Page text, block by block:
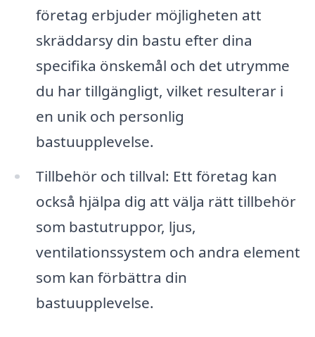
företag erbjuder möjligheten att
skräddarsy din bastu efter dina
specifika önskemål och det utrymme
du har tillgängligt, vilket resulterar i
en unik och personlig
bastuupplevelse.
Tillbehör och tillval: Ett företag kan
också hjälpa dig att välja rätt tillbehör
som bastutruppor, ljus,
ventilationssystem och andra element
som kan förbättra din
bastuupplevelse.